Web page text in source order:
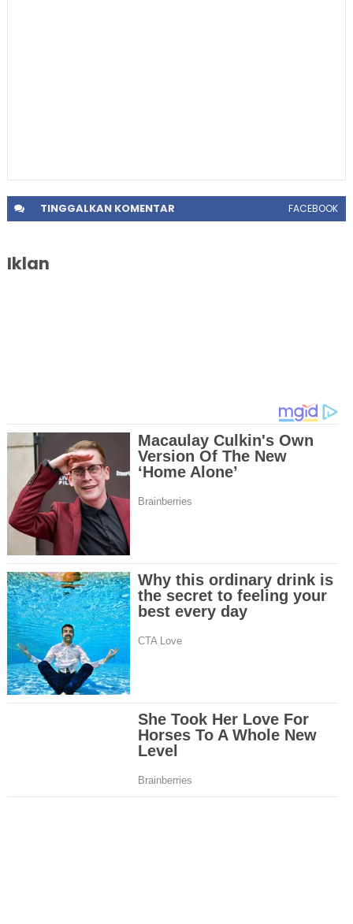
TINGGALKANKOMENTAR FACEBOOK
Iklan